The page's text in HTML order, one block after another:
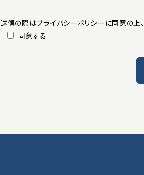
送信の際はプライバシーポリシー に同意の上、
同意する